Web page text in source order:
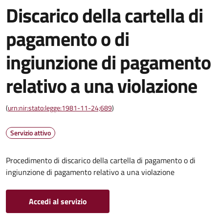
Discarico della cartella di
pagamento o di
ingiunzione di pagamento
relativo a una violazione
(urn:nir:stato:legge:1981-11-24;689)
Servizio attivo
Procedimento di discarico della cartella di pagamento o di
ingiunzione di pagamento relativo a una violazione
Accedi al servizio